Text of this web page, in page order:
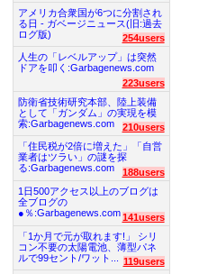
アメリカ合衆国が6つに分割され
る日 - ガベージニュース(旧:過去
ログ版)
254users
人生の「レベルアップ」は突然
ドアを叩く:Garbagenews.com
223users
防衛省技術研究本部、陸上装備
として「ガンダム」の実現を模
索:Garbagenews.com
210users
「住民税が2倍に増えた」「自営
業者はツラい」の謎を探
る:Garbagenews.com
188users
1日500アクセス以上のブログは
全ブログの
●％:Garbagenews.com 141users
「1か月で元が取れます!」 シリ
コン不要の太陽電池、薄型パネ
ルで99セント/ワット...
119users